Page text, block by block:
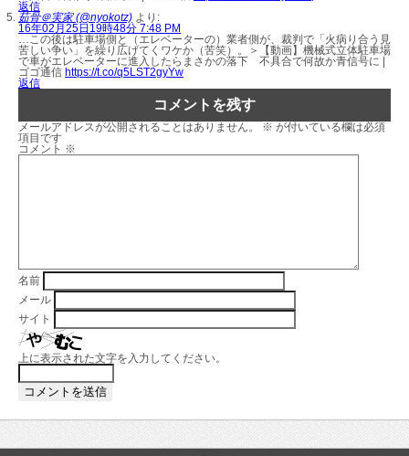
返信
茹骨＠実家 (@nyokotz) より:
16年02月25日19時48分 7:48 PM
…この後は駐車場側と（エレベーターの）業者側が、裁判で「火病り合う見
苦しい争い」を繰り広げてくワケか（苦笑）。＞【動画】機械式立体駐車場
で車がエレベーターに進入したらまさかの落下 不具合で何故か青信号に |
ゴゴ通信 https://t.co/q5LST2gyYw
返信
コメントを残す
メールアドレスが公開されることはありません。 ※ が付いている欄は必須
項目です
コメント ※
名前
メール
サイト
上に表示された文字を入力してください。